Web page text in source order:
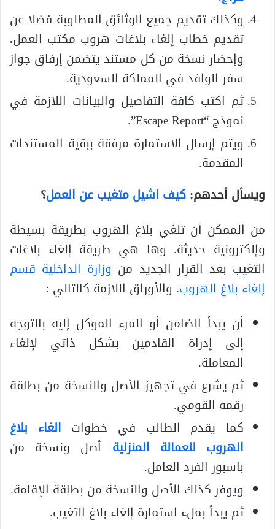
وكذلك تقديم جميع الوثائق المطلوبة فضلا عن
تقديم خطاب إلغاء بلاغات هروب مكتب العمل.
وإحضار نسخة من كل مستند يتضمن إرفاق جواز
سفر الوافد في المملكة السعودية.
ثم اكتب كافة التفاصيل والبيانات اللازمة في
نموذج “Escape Report”.
ويتم إرسال الاستمارة مرفقة ببقية المستندات
المقدمة.
ويسأل أحدهم:كيف اشيل متغيب عن العمل؟
من الممكن أن تلغي بلاغ الهروب بطريقة بسيطة
وإلكترونية حديثة. وها هي طريقة إلغاء بلاغات
التغيب بعد القرار الجديد من وزارة الداخلية قسم
إلغاء بلاغ الهروب. والأوراق اللازمة كالتالي :
أن يبدأ الضامن أو المرء الموكل إليه بالتوجه
إلى إدراة القادمين بشكل ذاتي لإلغاء
المعاملة.
ثم يشرع في تجهيز الأصل والنسخة من بطاقة
رقمه القومي.
كما يقدم الطالب في خطوات الغاء بلاغ
الهروب للعمالة المنزلية أصل ونسخة من
باسبور الفرد العامل.
ويوفر كذلك الأصل والنسخة من بطاقة الإقامة.
ثم يبدأ بملء استمارة إلغاء بلاغ التغيب.